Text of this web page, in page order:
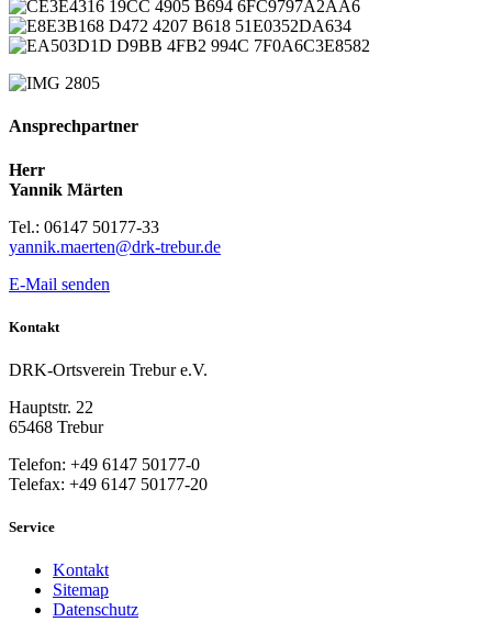
Ansprechpartner
Herr
Yannik Märten
Tel.: 06147 50177-33
yannik.maerten@drk-trebur.de
E-Mail senden
Kontakt
DRK-Ortsverein Trebur e.V.
Hauptstr. 22
65468 Trebur
Telefon: +49 6147 50177-0
Telefax: +49 6147 50177-20
Service
Kontakt
Sitemap
Datenschutz